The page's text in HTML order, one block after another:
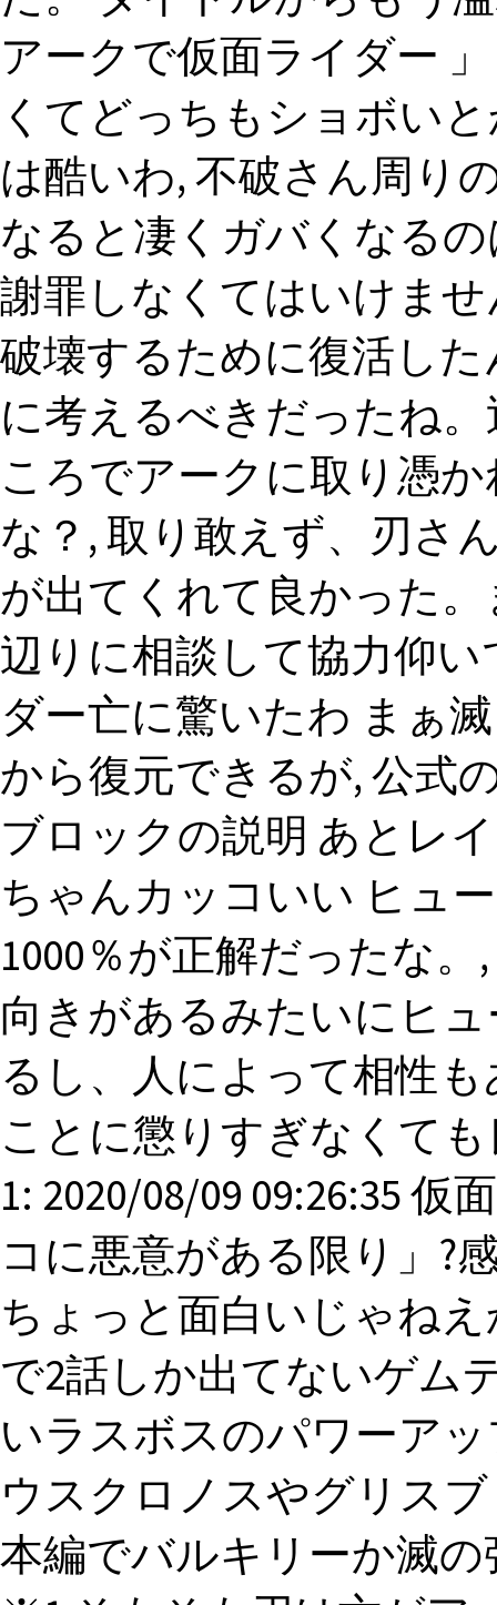
アークで仮面ライダー
くてどっちもショボい
は酷いわ, 不破さん周り
なると凄くガバくなる
謝罪しなくてはいけま
破壊するために復活し
に考えるべきだったね
ころでアークに取り憑
な？, 取り敢えず、刃さ
が出てくれて良かった
辺りに相談して協力仰
ダー亡に驚いたわ まぁ
から復元できるが, 公式
ブロックの説明 あとレ
ちゃんカッコいい ヒュ
1000％が正解だったな
向きがあるみたいにヒ
るし、人によって相性
ことに懲りすぎなくて
1: 2020/08/09 09:26:35
コに悪意がある限り」?
ちょっと面白いじゃねえ
で2話しか出てないゲム
いラスボスのパワーア
ウスクロノスやグリス
本編でバルキリーか滅